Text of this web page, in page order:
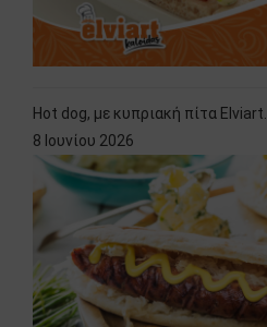
Hot dog, με κυπριακή πίτα Elviart.
8 Ιουνίου 2026